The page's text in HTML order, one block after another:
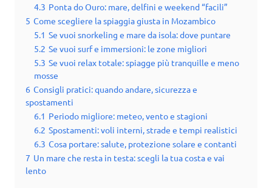
4.3 Ponta do Ouro: mare, delfini e weekend “facili”
5 Come scegliere la spiaggia giusta in Mozambico
5.1 Se vuoi snorkeling e mare da isola: dove puntare
5.2 Se vuoi surf e immersioni: le zone migliori
5.3 Se vuoi relax totale: spiagge più tranquille e meno
mosse
6 Consigli pratici: quando andare, sicurezza e
spostamenti
6.1 Periodo migliore: meteo, vento e stagioni
6.2 Spostamenti: voli interni, strade e tempi realistici
6.3 Cosa portare: salute, protezione solare e contanti
7 Un mare che resta in testa: scegli la tua costa e vai
lento